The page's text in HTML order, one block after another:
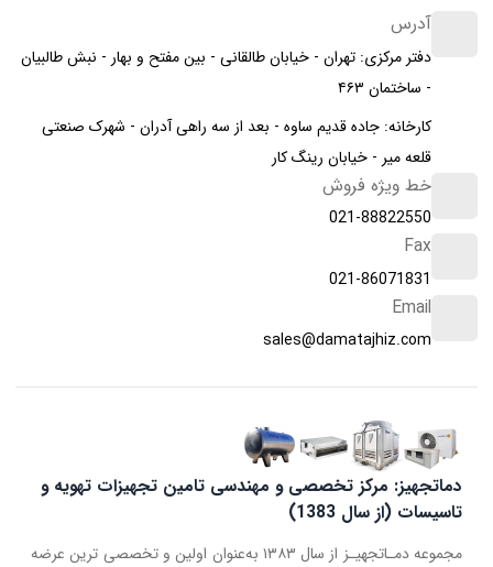
آدرس
دفتر مرکزی: تهران - خیابان طالقانی - بین مفتح و بهار - نبش طالبیان
- ساختمان ۴۶۳
کارخانه: جاده قدیم ساوه - بعد از سه راهی آدران - شهرک صنعتی
قلعه میر - خیابان رینگ کار
خط ویژه فروش
021-88822550
Fax
021-86071831
Email
sales@damatajhiz.com
دماتجهیز: مرکز تخصصی و مهندسی تامین تجهیزات تهویه و
تاسیسات (از سال 1383)
مجموعه دمـاتجهیـز از سال ۱۳۸۳ به‌عنوان اولین و تخصصی ترین عرضه